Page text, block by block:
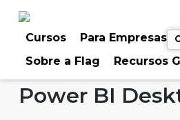
Cursos Para Empresas
Sobre a Flag
Recursos
Home Cursos Outros
Power BI